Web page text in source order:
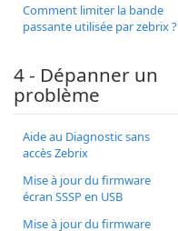
Comment limiter la bande
passante utilisée par zebrix ?
4 - Dépanner un
problème
Aide au Diagnostic sans
accès Zebrix
Mise à jour du firmware
écran SSSP en USB
Mise à jour du firmware